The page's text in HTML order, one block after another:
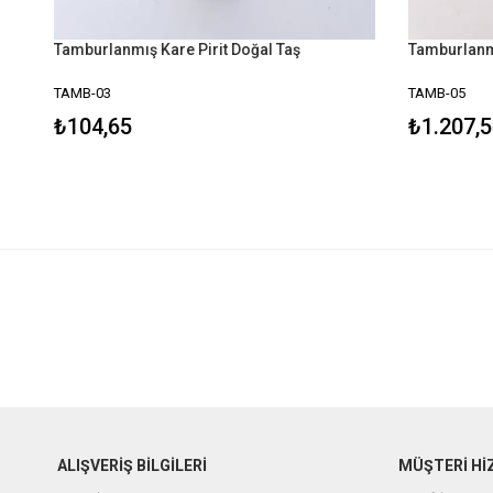
Tamburlanmış Kare Pirit Doğal Taş
TAMB-03
₺104,65
TAMB-05
ALIŞVERİŞ BİLGİLERİ MÜŞTERİ